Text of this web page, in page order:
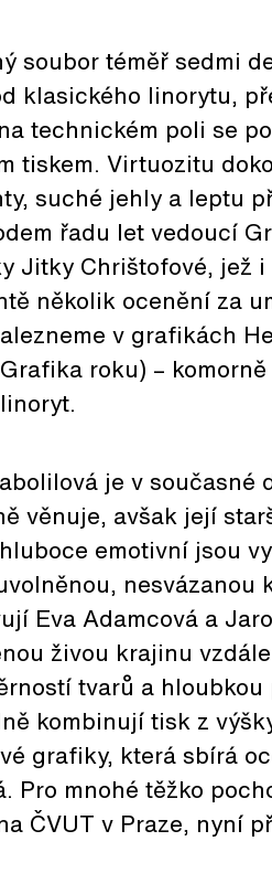
soubor téměř sedmi
klasického linorytu,
technickém poli se
tiskem. Virtuozitu
suché jehly a leptu
řadu let vedoucí
Jitky Chrištofové, jež
několik ocenění za
v grafikách
roku) –
je v současné
věnuje, avšak její
emotivní jsou
Eva Adamcová a
živou krajinu
tvarů a
kombinují tisk z
grafiky, která sbírá
Pro mnohé těžko
ČVUT v Praze, nyní